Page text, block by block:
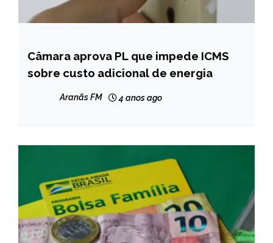
BRASIL
NOTÍCIAS
Câmara aprova PL que impede ICMS
sobre custo adicional de energia
Aranãs FM 4 anos ago